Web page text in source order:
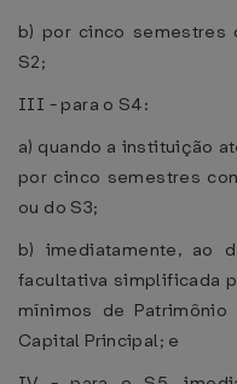
b) por cinco semestres
S2;
III - para o S4:
a) quando a instituição
por cinco semestres
ou do S3;
b) imediatamente, ao
facultativa simplificada
mínimos de
Capital Principal; e